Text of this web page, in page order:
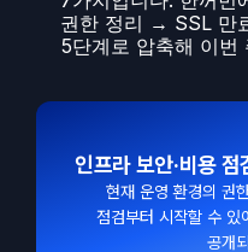
권한 정리 → SSL
5단계로 압축해 이번
인프라 보안·비용
현재 운영 환경의 권
점검부터 시작할 수 있
공개